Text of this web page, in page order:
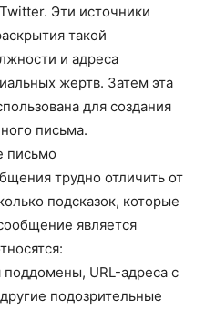
Эти источники
такой
и адреса
жертв. Затем эта
для создания
письма.
письмо
трудно отличить от
подсказок, которые
является
URL-адреса с
подозрительные